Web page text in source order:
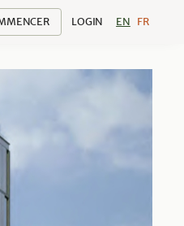
LOGIN EN FR